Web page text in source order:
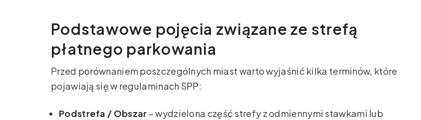
Podstawowe pojęcia związane ze strefą
płatnego parkowania
Przed porównaniem poszczególnych miast warto wyjaśnić kilka terminów, które
pojawiają się w regulaminach SPP:
Podstrefa / Obszar – wydzielona część strefy z odmiennymi stawkami lub